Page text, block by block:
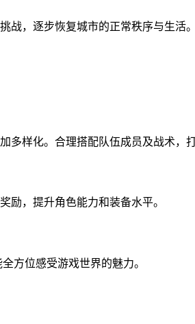
，逐步恢复城市的正常秩序与生活
样化。合理搭配队伍成员及战术，
励，提升角色能力和装备水平。
方位感受游戏世界的魅力。